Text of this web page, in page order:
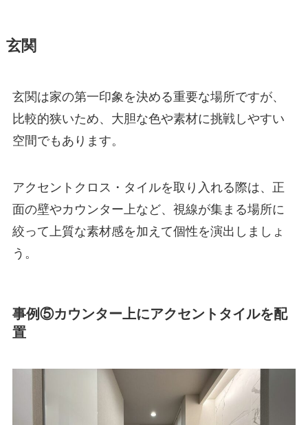
玄関
玄関は家の第一印象を決める重要な場所ですが、
比較的狭いため、大胆な色や素材に挑戦しやすい
空間でもあります。
アクセントクロス・タイルを取り入れる際は、正
面の壁やカウンター上など、視線が集まる場所に
絞って上質な素材感を加えて個性を演出しましょ
う。
事例⑤カウンター上にアクセントタイルを配
置